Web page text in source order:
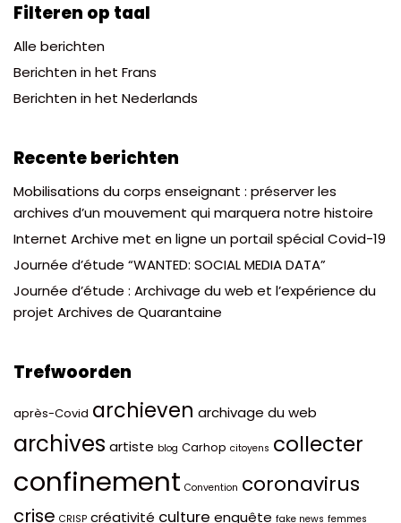
Filteren op taal
Alle berichten
Berichten in het Frans
Berichten in het Nederlands
Recente berichten
Mobilisations du corps enseignant : préserver les
archives d’un mouvement qui marquera notre histoire
Internet Archive met en ligne un portail spécial Covid-19
Journée d’étude “WANTED: SOCIAL MEDIA DATA”
Journée d’étude : Archivage du web et l’expérience du
projet Archives de Quarantaine
Trefwoorden
après-Covid archieven archivage du web
archives artiste blog Carhop citoyens collecter
confinement Convention coronavirus
crise CRISP créativité culture enquête fake news femmes